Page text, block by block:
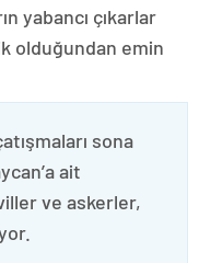
yabancı çıkarlar
olduğundan emin
sona
ait
ve askerler,